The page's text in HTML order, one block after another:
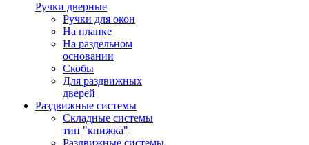
Ручки дверные
Ручки для окон
На планке
На раздельном
основании
Скобы
Для раздвижных
дверей
Раздвижные системы
Складные системы
тип "книжка"
Раздвижные системы